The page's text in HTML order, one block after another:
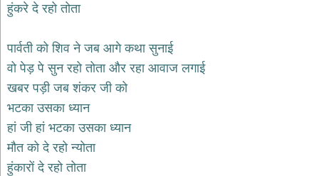
कृष्ण
bhajans
शिव
भजन
bhajans
हनुमान
भजन
hanuman
bhajans
हुंकरे दे रहो तोता
पार्वती को शिव ने जब आगे कथा सुनाई
वो पेड़ पे सुन रहो तोता और रहा आवाज लगाई
खबर पड़ी जब शंकर जी को
भटका उसका ध्यान
हां जी हां भटका उसका ध्यान
मौत को दे रहो न्योता
हुंकारों दे रहो तोता